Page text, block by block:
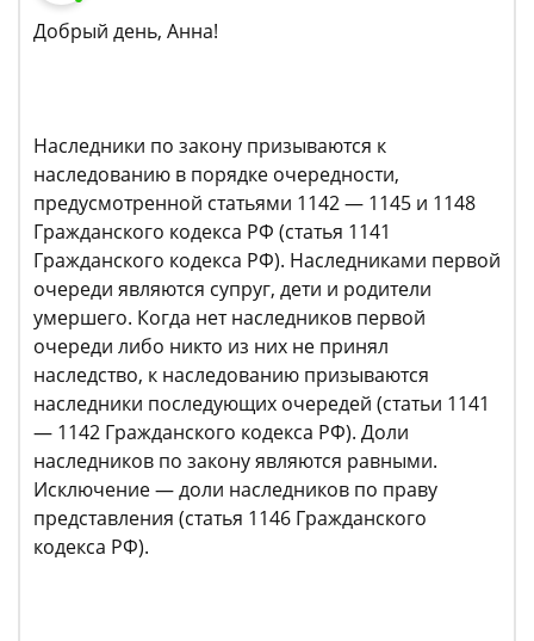
Добрый день, Анна!
Наследники по закону призываются к
наследованию в порядке очередности,
предусмотренной статьями 1142 — 1145 и 1148
Гражданского кодекса РФ (статья 1141
Гражданского кодекса РФ). Наследниками первой
очереди являются супруг, дети и родители
умершего. Когда нет наследников первой
очереди либо никто из них не принял
наследство, к наследованию призываются
наследники последующих очередей (статьи 1141
— 1142 Гражданского кодекса РФ). Доли
наследников по закону являются равными.
Исключение — доли наследников по праву
представления (статья 1146 Гражданского
кодекса РФ).